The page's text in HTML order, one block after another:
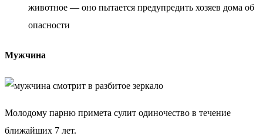
животное — оно пытается предупредить хозяев дома об
опасности
Мужчина
Молодому парню примета сулит одиночество в течение
ближайших 7 лет.